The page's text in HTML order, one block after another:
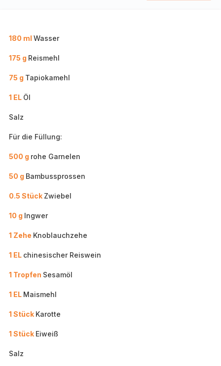
180 ml Wasser
175 g Reismehl
75 g Tapiokamehl
1 EL Öl
Salz
Für die Füllung:
500 g rohe Garnelen
50 g Bambussprossen
0.5 Stück Zwiebel
10 g Ingwer
1 Zehe Knoblauchzehe
1 EL chinesischer Reiswein
1 Tropfen Sesamöl
1 EL Maismehl
1 Stück Karotte
1 Stück Eiweiß
Salz